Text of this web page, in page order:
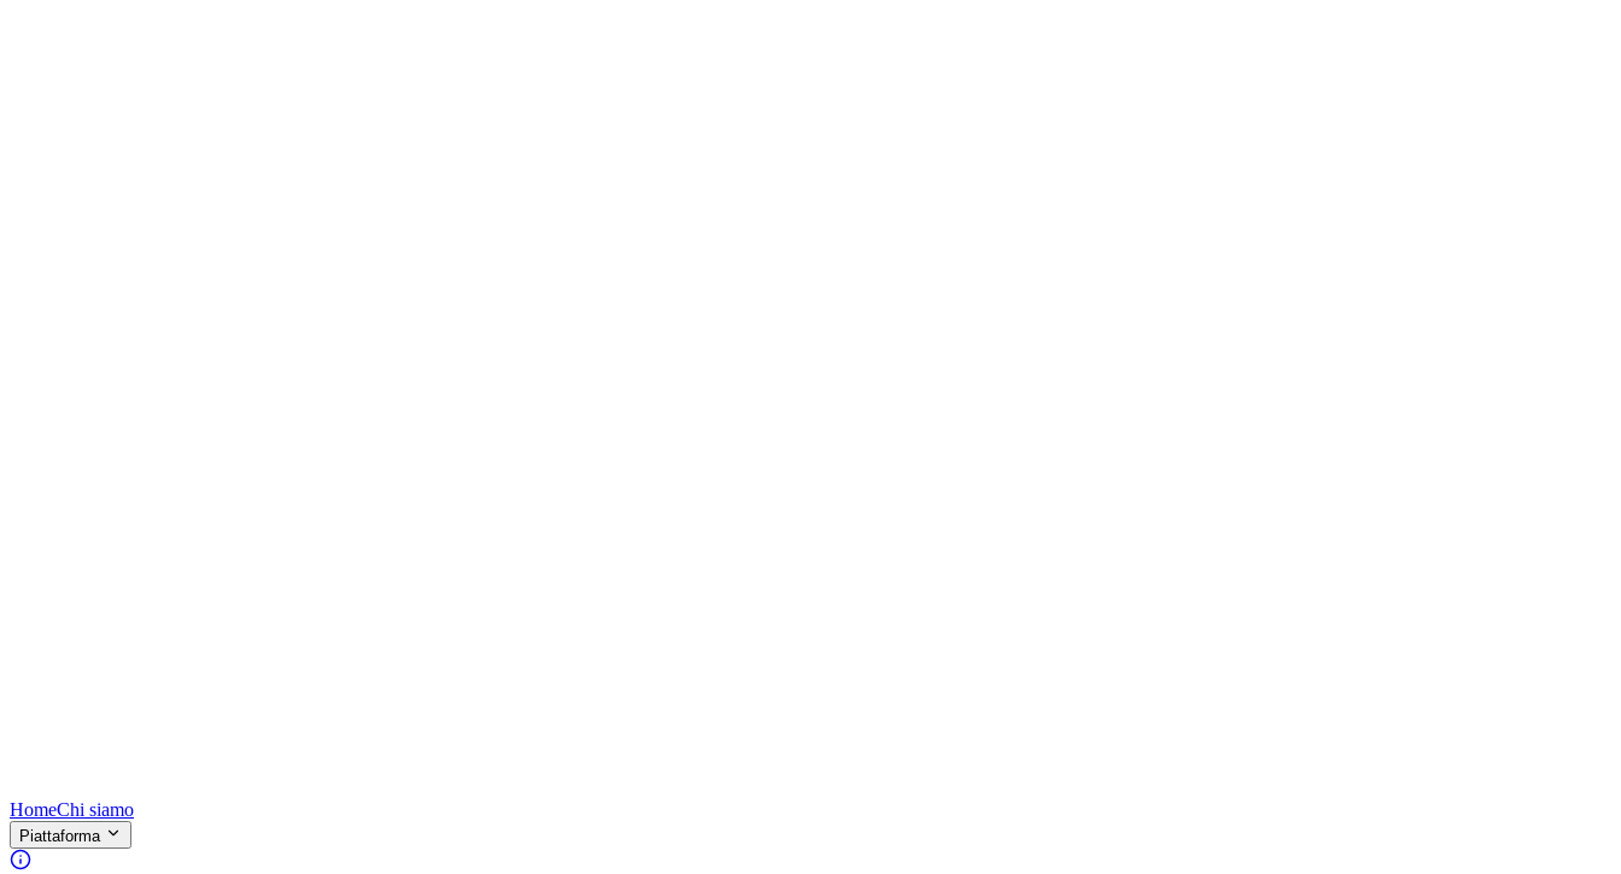
HomeChi siamo
Piattaforma